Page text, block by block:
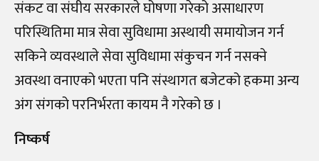
संकट वा संघीय सरकारले घोषणा गरेको असाधारण
परिस्थितिमा मात्र सेवा सुविधामा अस्थायी समायोजन गर्न
सकिने व्यवस्थाले सेवा सुविधामा संकुचन गर्न नसक्ने
अवस्था वनाएको भएता पनि संस्थागत बजेटको हकमा अन्य
अंग संगको परनिर्भरता कायम नै गरेको छ ।
निष्कर्ष